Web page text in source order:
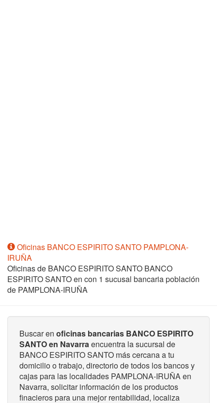
Oficinas BANCO ESPIRITO SANTO PAMPLONA-
IRUÑA
Oficinas de BANCO ESPIRITO SANTO BANCO
ESPIRITO SANTO en con 1 sucusal bancaria población
de PAMPLONA-IRUÑA
Buscar en oficinas bancarias BANCO ESPIRITO
SANTO en Navarraencuentra la sucursal de
BANCO ESPIRITO SANTO más cercana a tu
domicilio o trabajo, directorio de todos los bancos y
cajas para las localidades PAMPLONA-IRUÑA en
Navarra, solicitar información de los productos
finacieros para una mejor rentabilidad, localiza